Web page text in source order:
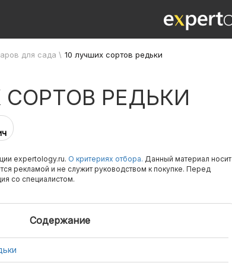
для сада \ 10 лучших сортов редьки
СОРТОВ РЕДЬКИ
expertology.ru. О критериях отбора. Данный материал носит
рекламой и не служит руководством к покупке. Перед
со специалистом.
Содержание